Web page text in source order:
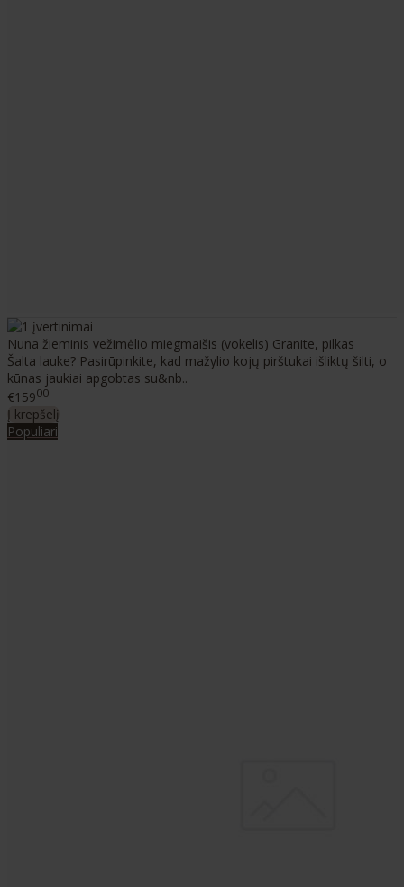
Nuna žieminis vežimėlio miegmaišis (vokelis) Granite, pilkas
Šalta lauke? Pasirūpinkite, kad mažylio kojų pirštukai išliktų šilti, o
kūnas jaukiai apgobtas su&nb..
€15900
Į krepšelį
Populiari